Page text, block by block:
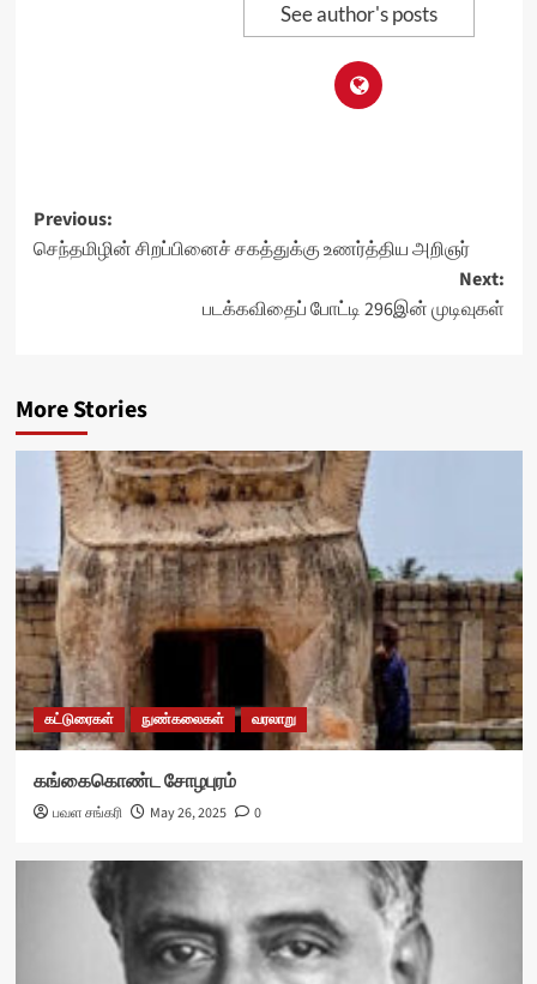
See author's posts
Post
navigation
Previous:
செந்தமிழின் சிறப்பினைச் சகத்துக்கு உணர்த்திய அறிஞர்
Next:
படக்கவிதைப் போட்டி 296இன் முடிவுகள்
More Stories
கட்டுரைகள் நுண்கலைகள் வரலாறு
கங்கைகொண்ட சோழபுரம்
பவள சங்கரி May 26, 2025 0